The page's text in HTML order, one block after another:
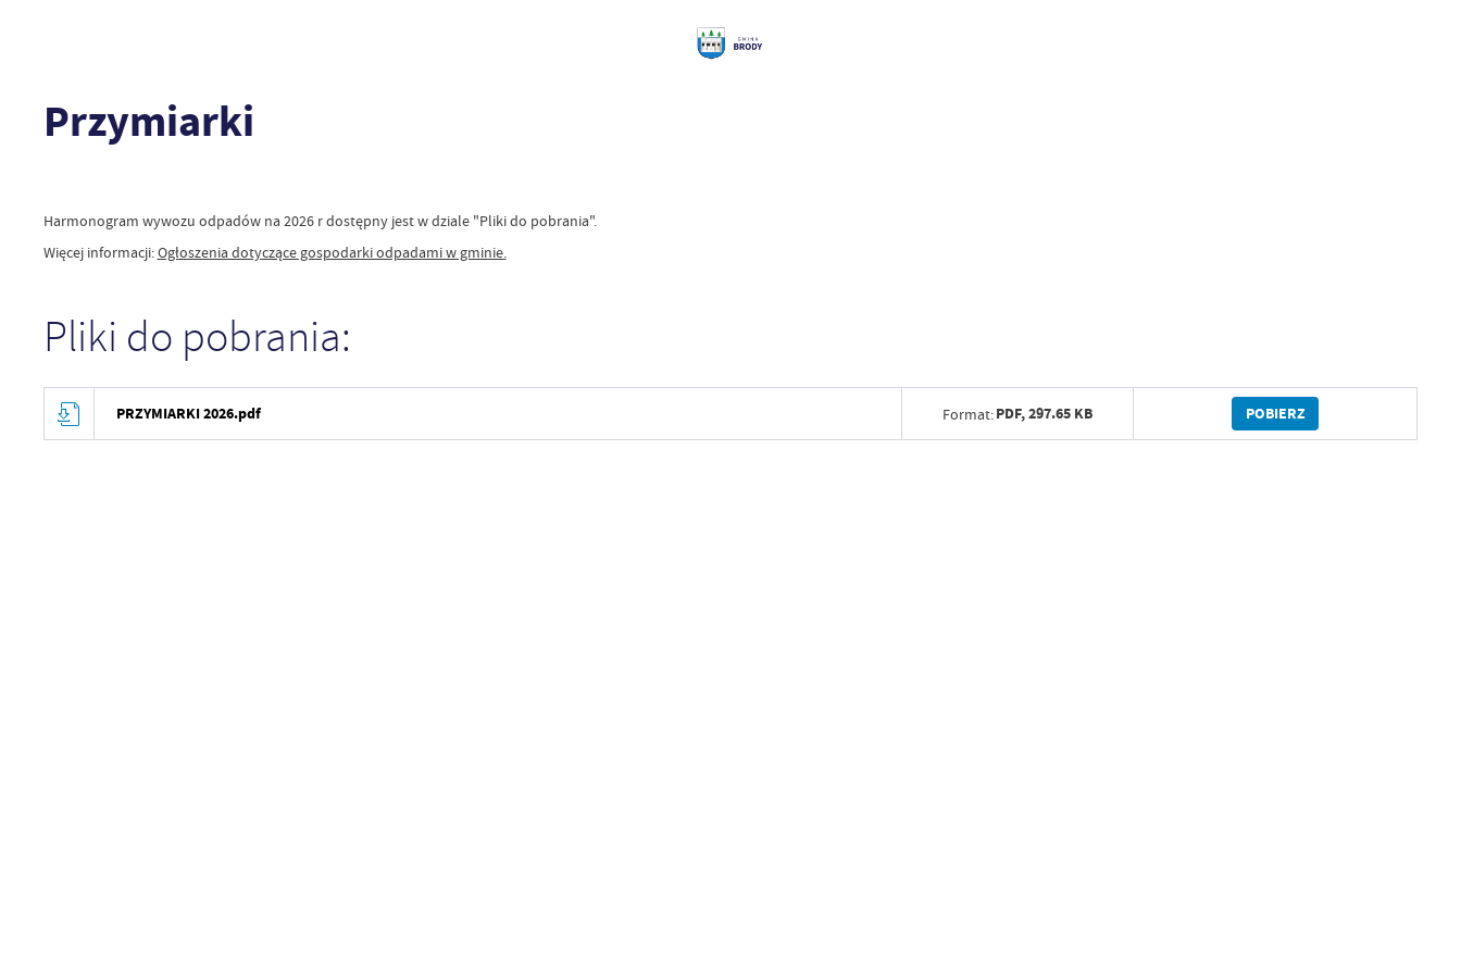
Przymiarki
Harmonogram wywozu odpadów na 2026 r dostępny jest w dziale "Pliki do pobrania".
Więcej informacji:Ogłoszenia dotyczące gospodarki odpadami w gminie.
Pliki do pobrania:
PRZYMIARKI 2026.pdf Format:PDF,297.65 KB POBIERZ